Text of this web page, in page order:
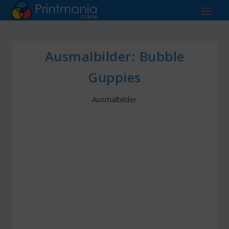
Ausmalbilder: Bubble
Guppies
Ausmalbilder